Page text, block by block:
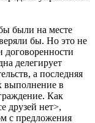
были на месте
бы. Но это не
договоренности
делегирует
а последняя
выполнение в
Как
друзей нет>,
с предложения